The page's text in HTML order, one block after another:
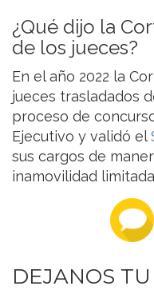
¿Qué dijo la
de los jueces?
En el año 2022 la
jueces trasladados
proceso de
Ejecutivo y validó el
sus cargos de
inamovilidad
DEJANOS